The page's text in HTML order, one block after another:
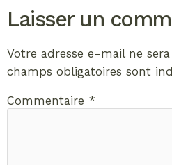
Laisser un
Votre adresse e-mail ne
champs obligatoires sont
Commentaire *